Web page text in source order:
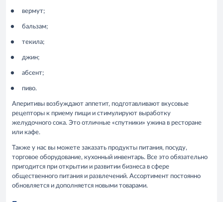
вермут;
бальзам;
текила;
джин;
абсент;
пиво.
Аперитивы возбуждают аппетит, подготавливают вкусовые
рецепторы к приему пищи и стимулируют выработку
желудочного сока. Это отличные «спутники» ужина в ресторане
или кафе.
Также у нас вы можете заказать продукты питания, посуду,
торговое оборудование, кухонный инвентарь. Все это обязательно
пригодится при открытии и развитии бизнеса в сфере
общественного питания и развлечений. Ассортимент постоянно
обновляется и дополняется новыми товарами.